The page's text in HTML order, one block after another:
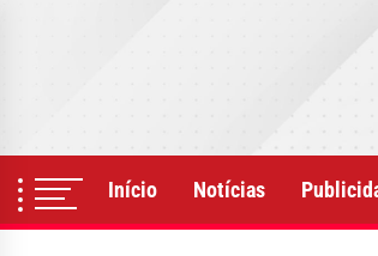
Início Notícias